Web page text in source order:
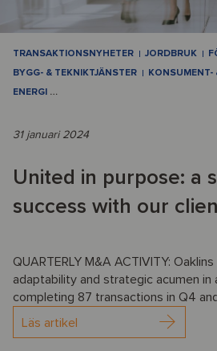
TRANSAKTIONSNYHETER JORDBRUK
BYGG- & TEKNIKTJÄNSTER
KONSUMENT-
ENERGI …
31 januari 2024
United in purpose: a
success with our
QUARTERLY M&A ACTIVITY:
adaptability and strategic acumen in
completing 87 transactions in Q4
Läs artikel